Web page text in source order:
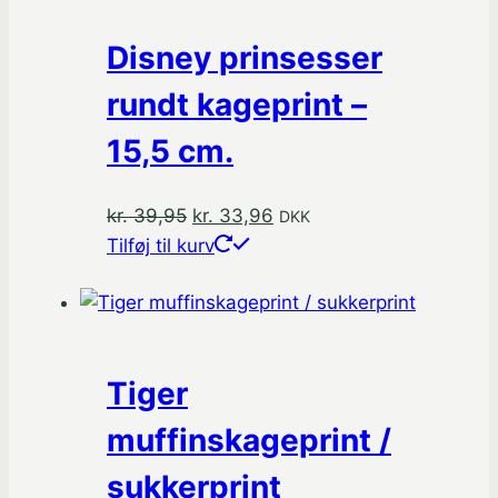
Disney prinsesser
rundt kageprint –
15,5 cm.
kr.39,95 Den
oprindelige
var:
kr. 33,96 Den
er:
DKK
Tilføj til kurv
Tiger
muffinskageprint /
sukkerprint